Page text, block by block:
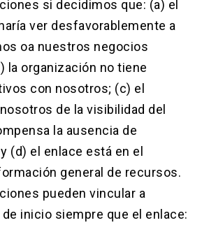
si decidimos que: (a) el
ver desfavorablemente a
oa nuestros negocios
la organización no tiene
con nosotros; (c) el
de la visibilidad del
la ausencia de
(d) el enlace está en el
general de recursos.
pueden vincular a
inicio siempre que el enlace: